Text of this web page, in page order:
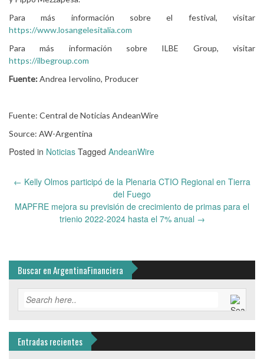
Para más información sobre el festival, visitar
https://www.losangelesitalia.com
Para más información sobre ILBE Group, visitar
https://ilbegroup.com
Fuente:Andrea Iervolino, Producer
Fuente: Central de Noticias AndeanWire
Source: AW-Argentina
Posted in Noticias Tagged AndeanWire
Post
← Kelly Olmos participó de la Plenaria CTIO Regional en Tierra
del Fuego
MAPFRE mejora su previsión de crecimiento de primas para el
trienio 2022-2024 hasta el 7% anual →
Buscar en ArgentinaFinanciera
Entradas recientes